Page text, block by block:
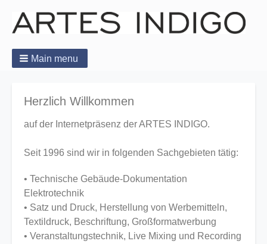
Main menu
Herzlich Willkommen
auf der Internetpräsenz der ARTES INDIGO.
Seit 1996 sind wir in folgenden Sachgebieten tätig:
• Technische Gebäude-Dokumentation
Elektrotechnik
• Satz und Druck, Herstellung von Werbemitteln,
Textildruck, Beschriftung, Großformatwerbung
• Veranstaltungstechnik, Live Mixing und Recording